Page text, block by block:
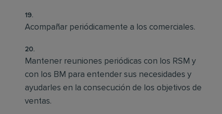
Acompañar periódicamente a los comerciales.
Mantener reuniones periódicas con los RSM y
con los BM para entender sus necesidades y
ayudarles en la consecución de los objetivos de
ventas.